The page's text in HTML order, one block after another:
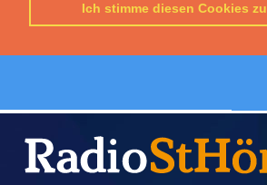
Ich stimme diesen Cookies zu